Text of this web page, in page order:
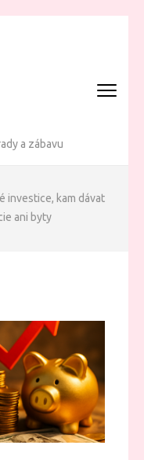
a zábavu
investice, kam dávat
ani byty